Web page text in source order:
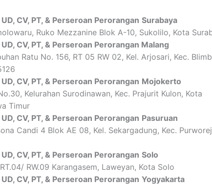
UD, CV, PT, & Perseroan Perorangan Surabaya
Ruko Mezzanine Blok A-10, Sukolilo, Kota
UD, CV, PT, & Perseroan Perorangan Malang
Ratu No. 156, RT 05 RW 02, Kel. Arjosari, Kec.
UD, CV, PT, & Perseroan Perorangan Mojokerto
Kelurahan Surodinawan, Kec. Prajurit Kulon, Kota
Timur
UD, CV, PT, & Perseroan Perorangan Pasuruan
Candi 4 Blok AE 08, Kel. Sekargadung, Kec.
UD, CV, PT, & Perseroan Perorangan Solo
RW.09 Karangasem, Laweyan, Kota Solo
UD, CV, PT, & Perseroan Perorangan Yogyakarta